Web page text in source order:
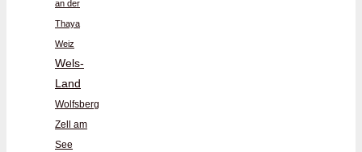
an der
Thaya
Weiz
Wels-
Land
Wolfsberg
Zell am
See